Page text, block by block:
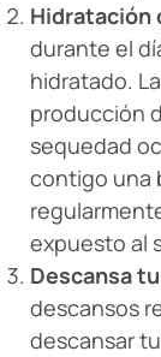
Hidratación
durante el
hidratado.
producción
sequedad
contigo una
expuesto al
Descansa
descansos
descansar